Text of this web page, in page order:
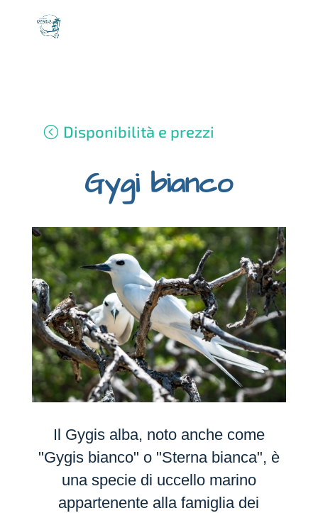
Disponibilità e prezzi
Gygi bianco
Il Gygis alba, noto anche come
"Gygis bianco" o "Sterna bianca", è
una specie di uccello marino
appartenente alla famiglia dei